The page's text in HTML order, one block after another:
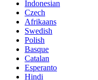
Indonesian
Czech
Afrikaans
Swedish
Polish
Basque
Catalan
Esperanto
Hindi